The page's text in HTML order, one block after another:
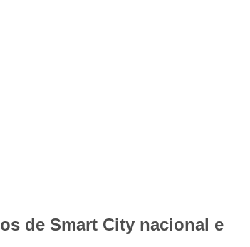
de Smart City nacional e